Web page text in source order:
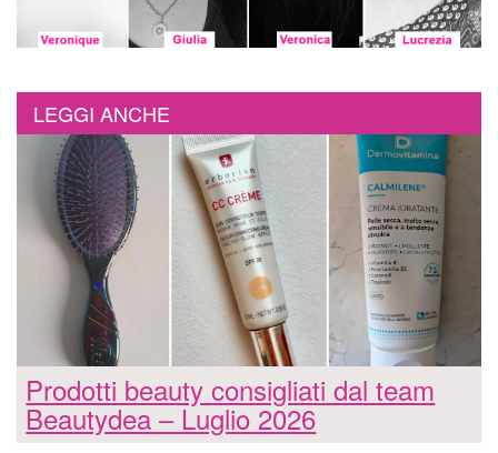
LEGGI ANCHE
Prodotti beauty consigliati dal team
Beautydea – Luglio 2026